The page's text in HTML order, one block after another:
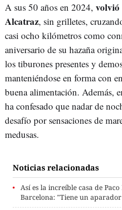
A sus 50 años en 2024, volvió
Alcatraz, sin grilletes,
casi ocho kilómetros como
aniversario de su hazaña
los tiburones presentes y
manteniéndose en forma con
buena alimentación. Además,
ha confesado que nadar de
desafío por sensaciones de
medusas.
Noticias relacionadas
Así es la increíble casa de
Barcelona: "Tiene un